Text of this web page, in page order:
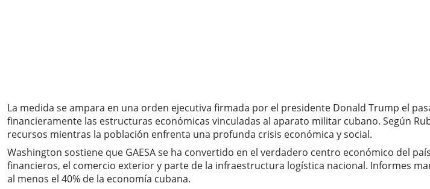
La medida se ampara en una orden ejecutiva firmada por el presidente Donald Trump el
financieramente las estructuras económicas vinculadas al aparato militar cubano. Según
recursos mientras la población enfrenta una profunda crisis económica y social.
Washington sostiene que GAESA se ha convertido en el verdadero centro económico del
financieros, el comercio exterior y parte de la infraestructura logística nacional. Informes
al menos el 40% de la economía cubana.